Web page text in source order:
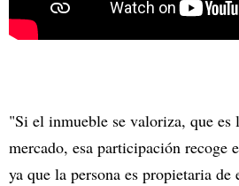
"Si el inmueble se valoriza, que es
mercado, esa participación recoge
ya que la persona es propietaria de